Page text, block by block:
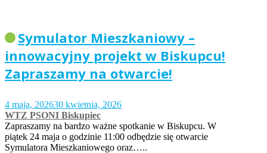
Symulator Mieszkaniowy –
innowacyjny projekt w Biskupcu!
Zapraszamy na otwarcie!
4 maja, 202630 kwietnia, 2026
WTZ PSONI Biskupiec
Zapraszamy na bardzo ważne spotkanie w Biskupcu. W
piątek 24 maja o godzinie 11:00 odbędzie się otwarcie
Symulatora Mieszkaniowego oraz…..